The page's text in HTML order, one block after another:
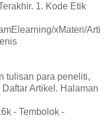
1. Kode Etik
xMateri/Arti
tulisan para peneliti,
Artikel. Halaman
- Tembolok -